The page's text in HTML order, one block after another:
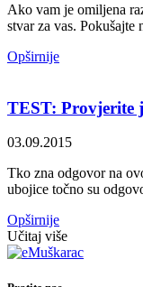
Ako vam je omiljena
stvar za vas. Pokušajte
Opširnije
TEST: Provjerite
03.09.2015
Tko zna odgovor na
ubojice točno su
Opširnije
Učitaj više